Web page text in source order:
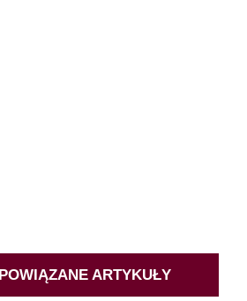
POWIĄZANE ARTYKUŁY